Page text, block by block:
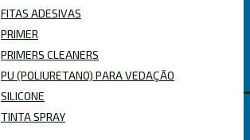
PRIMER
FITAS ADESIVAS
PRIMER
PRIMERS CLEANERS
PU (POLIURETANO) PARA VEDAÇÃO
SILICONE
TINTA SPRAY